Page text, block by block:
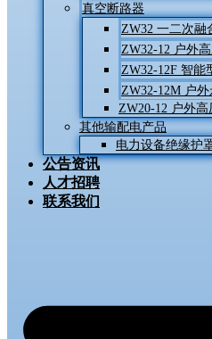
真空断路器
ZW32 一二次融
ZW32-12 户外
ZW32-12F 智能
ZW32-12M 户
ZW20-12 户外
其他输配电产品
电力设备绝缘护
公告资讯
人才招聘
联系我们